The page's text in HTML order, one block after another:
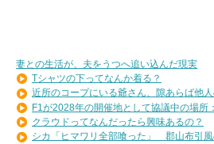
妻との生活が、夫をうつへ追い込んだ現実
Tシャツの下ってなんか着る？
近所のコープにいる爺さん、隙あらば他
F1が2028年の開催地として協議中の場所
クラウドってなんだったら興味あるの？
シカ「ヒマワリ全部喰った」 郡山布引